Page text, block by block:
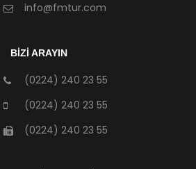
info@fmtur.com
BİZİ ARAYIN
(0224) 240 23 55
(0224) 240 23 55
(0224) 240 23 55